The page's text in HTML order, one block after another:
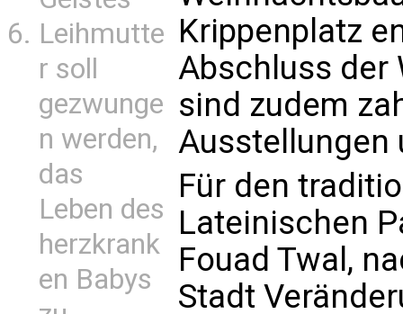
Leihmutte
r soll
gezwunge
n werden,
das
Leben des
herzkrank
en Babys
Krippenplatz
Abschluss der
sind zudem
Ausstellungen
Für den
Lateinischen
Fouad Twal,
Stadt